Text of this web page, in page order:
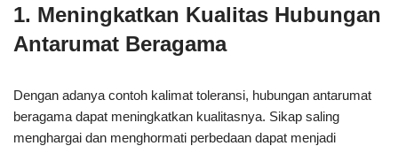
1. Meningkatkan Kualitas Hubungan
Antarumat Beragama
Dengan adanya contoh kalimat toleransi, hubungan antarumat
beragama dapat meningkatkan kualitasnya. Sikap saling
menghargai dan menghormati perbedaan dapat menjadi